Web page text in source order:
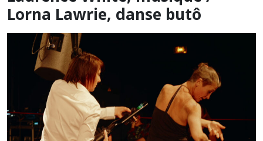
Lorna Lawrie, danse butô